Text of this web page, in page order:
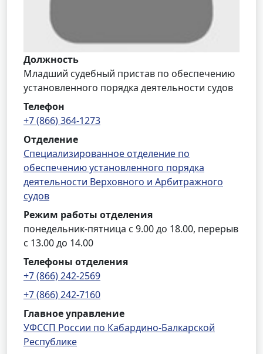
Должность
Младший судебный пристав по обеспечению
установленного порядка деятельности судов
Телефон
+7 (866) 364-1273
Отделение
Специализированное отделение по
обеспечению установленного порядка
деятельности Верховного и Арбитражного
судов
Режим работы отделения
понедельник-пятница с 9.00 до 18.00, перерыв
с 13.00 до 14.00
Телефоны отделения
+7 (866) 242-2569
+7 (866) 242-7160
Главное управление
УФССП России по Кабардино-Балкарской
Республике